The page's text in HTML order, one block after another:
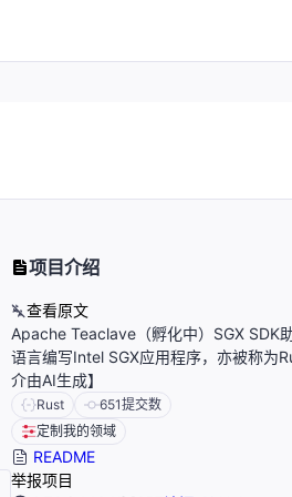
项目介绍
查看原文
Apache Teaclave（孵化中）SGX SDK
语言编写Intel SGX应用程序，亦被称为
介由AI生成】
Rust 651提交数
定制我的领域
README
举报项目